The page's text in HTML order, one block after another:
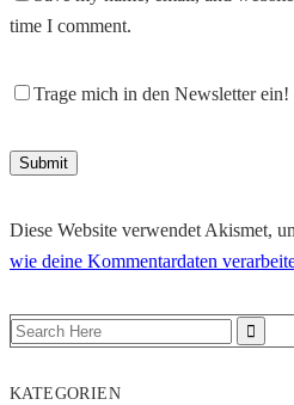
time I comment.
Trage mich in den Newsletter ein!
Diese Website verwendet Akismet,
wie deine Kommentardaten
KATEGORIEN